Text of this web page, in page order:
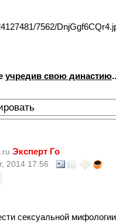
учредив свою династию
Эксперт Го
2014 17:56
сексуальной